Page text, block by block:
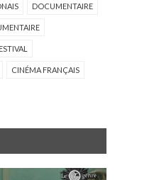
DOCUMENTAIRE
CINÉMA FRANÇAIS